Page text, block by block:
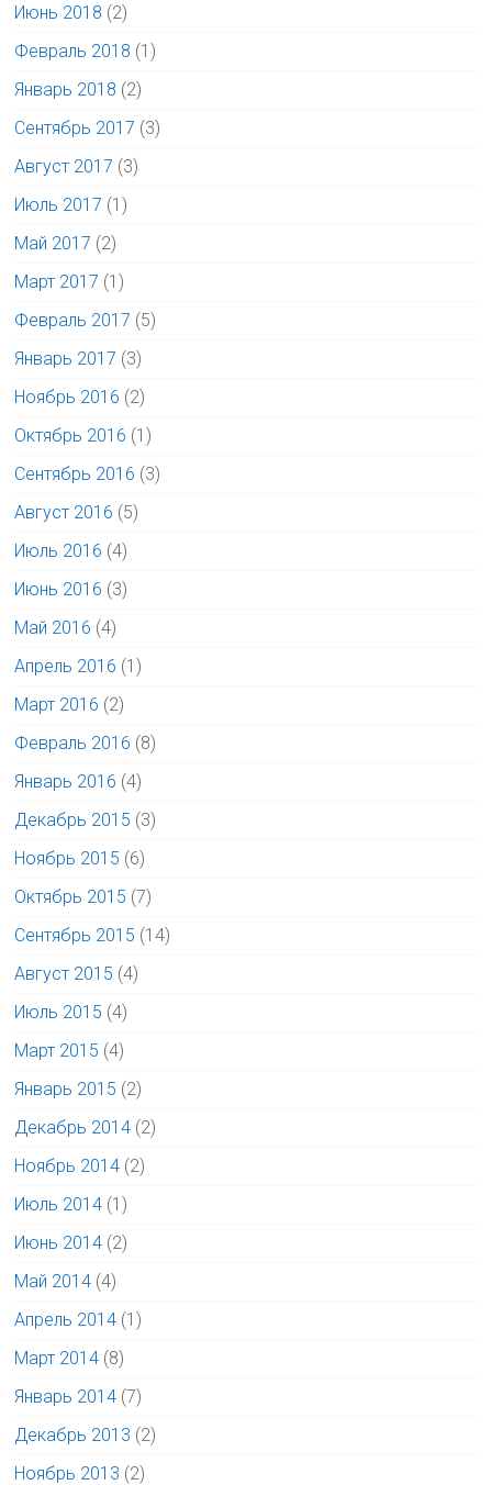
Июнь 2018 (2)
Февраль 2018 (1)
Январь 2018 (2)
Сентябрь 2017 (3)
Август 2017 (3)
Июль 2017 (1)
Май 2017 (2)
Март 2017 (1)
Февраль 2017 (5)
Январь 2017 (3)
Ноябрь 2016 (2)
Октябрь 2016 (1)
Сентябрь 2016 (3)
Август 2016 (5)
Июль 2016 (4)
Июнь 2016 (3)
Май 2016 (4)
Апрель 2016 (1)
Март 2016 (2)
Февраль 2016 (8)
Январь 2016 (4)
Декабрь 2015 (3)
Ноябрь 2015 (6)
Октябрь 2015 (7)
Сентябрь 2015 (14)
Август 2015 (4)
Июль 2015 (4)
Март 2015 (4)
Январь 2015 (2)
Декабрь 2014 (2)
Ноябрь 2014 (2)
Июль 2014 (1)
Июнь 2014 (2)
Май 2014 (4)
Апрель 2014 (1)
Март 2014 (8)
Январь 2014 (7)
Декабрь 2013 (2)
Ноябрь 2013 (2)